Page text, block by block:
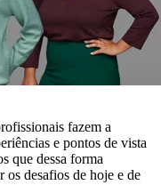
fazem a
e pontos de vista
que dessa forma
os desafios de hoje e de